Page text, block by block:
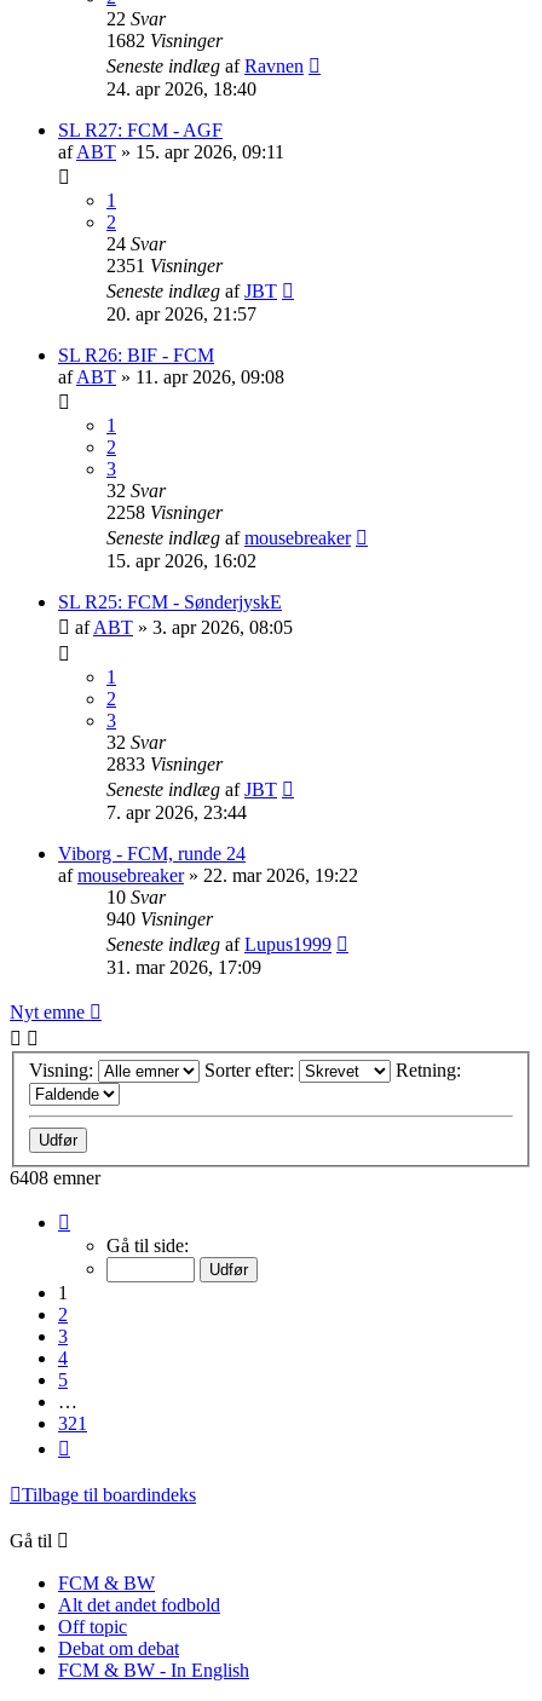
22 Svar
1682 Visninger
Seneste indlæg afRavnen
24. apr 2026, 18:40
SL R27: FCM - AGF
afABT » 15. apr 2026, 09:11
1
2
24 Svar
2351 Visninger
Seneste indlæg afJBT
20. apr 2026, 21:57
SL R26: BIF - FCM
afABT » 11. apr 2026, 09:08
1
2
3
32 Svar
2258 Visninger
Seneste indlæg afmousebreaker
15. apr 2026, 16:02
SL R25: FCM - SønderjyskE
afABT » 3. apr 2026, 08:05
1
2
3
32 Svar
2833 Visninger
Seneste indlæg afJBT
7. apr 2026, 23:44
Viborg - FCM, runde 24
afmousebreaker» 22. mar 2026, 19:22
10 Svar
940 Visninger
Seneste indlæg afLupus1999
31. mar 2026, 17:09
Nyt emne
Visning: Sorter efter: Retning:
6408 emner
Gå til side:
1
2
3
4
5
…
321
Tilbage til boardindeks
Gå til
FCM & BW
Alt det andet fodbold
Off topic
Debat om debat
FCM & BW - In English